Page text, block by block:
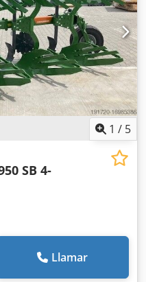
1 / 5
SB 4-
Llamar